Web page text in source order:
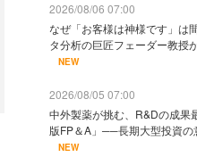
2026/08/06 07:00
なぜ「お客様は神様です」は
タ分析の巨匠フェーダー教授
NEW
2026/08/05 07:00
中外製薬が挑む、R&Dの成果
版FP＆A」──長期大型投資の
NEW